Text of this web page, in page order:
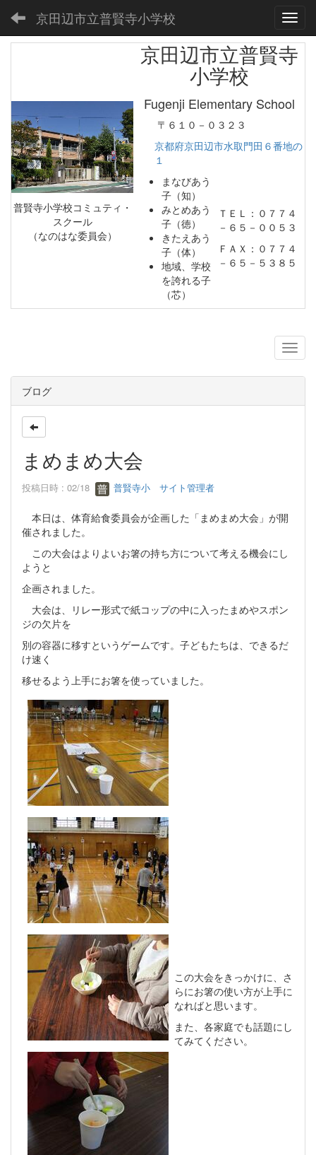
京田辺市立普賢寺小学校
普賢寺小学校コミュティ・
スクール
（なのはな委員会）
京田辺市立普賢寺
小学校
Fugenji Elementary School
〒６１０－０３２３
京都府京田辺市水取門田６番地の
１
まなびあう
子（知）
みとめあう
子（徳）
きたえあう
子（体）
地域、学校
を誇れる子
（芯）
ＴＥＬ：０７７４
－６５－００５３
ＦＡＸ：０７７４
－６５－５３８５
ブログ
まめまめ大会
投稿日時 : 02/18 普賢寺小 サイト管理者
本日は、体育給食委員会が企画した「まめまめ大会」が開
催されました。
この大会はよりよいお箸の持ち方について考える機会にし
ようと
企画されました。
大会は、リレー形式で紙コップの中に入ったまめやスポン
ジの欠片を
別の容器に移すというゲームです。子どもたちは、できるだ
け速く
移せるよう上手にお箸を使っていました。
この大会をきっかけに、さ
らにお箸の使い方が上手に
なればと思います。
また、各家庭でも話題にし
てみてください。